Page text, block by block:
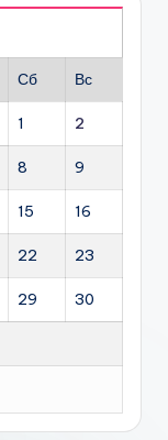
Сб Вс
1 2
8 9
15 16
22 23
29 30